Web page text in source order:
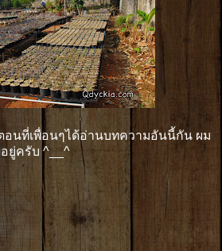
นที่เพื่อนๆได้อ่านบทความอันนี้กัน ผม
ยู่ครับ ^__^